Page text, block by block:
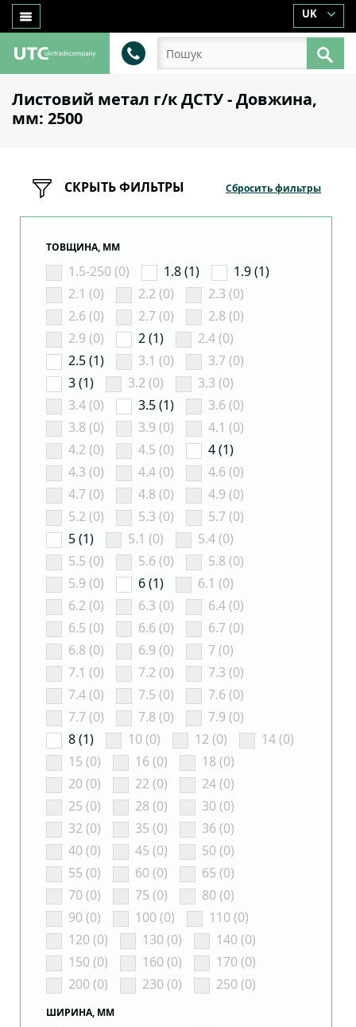
UK
Листовий метал г/к ДСТУ - Довжина,
мм: 2500
СКРЫТЬ ФИЛЬТРЫ Сбросить фильтры
ТОВЩИНА, ММ
1.5-250 (0) 1.8 (1)
1.9 (1)
2.1 (0)
2.2 (0)
2.3 (0)
2.6 (0)
2.7 (0)
2.8 (0)
2.9 (0)
2 (1)
2.4 (0)
2.5 (1)
3.1 (0)
3.7 (0)
3 (1)
3.2 (0)
3.3 (0)
3.4 (0)
3.5 (1)
3.6 (0)
3.8 (0)
3.9 (0)
4.1 (0)
4.2 (0)
4.5 (0)
4 (1)
4.3 (0)
4.4 (0)
4.6 (0)
4.7 (0)
4.8 (0)
4.9 (0)
5.2 (0)
5.3 (0)
5.7 (0)
5 (1)
5.1 (0)
5.4 (0)
5.5 (0)
5.6 (0)
5.8 (0)
5.9 (0)
6 (1)
6.1 (0)
6.2 (0)
6.3 (0)
6.4 (0)
6.5 (0)
6.6 (0)
6.7 (0)
6.8 (0)
6.9 (0)
7 (0)
7.1 (0)
7.2 (0)
7.3 (0)
7.4 (0)
7.5 (0)
7.6 (0)
7.7 (0)
7.8 (0)
7.9 (0)
8 (1)
10 (0) 12 (0)
14 (0)
15 (0)
16 (0)
18 (0)
20 (0)
22 (0)
24 (0)
25 (0)
28 (0)
30 (0)
32 (0)
35 (0)
36 (0)
40 (0)
45 (0)
50 (0)
55 (0)
60 (0)
65 (0)
70 (0)
75 (0)
80 (0)
90 (0)
100 (0)
110 (0)
120 (0)
130 (0)
140 (0)
150 (0)
160 (0)
170 (0)
200 (0)
230 (0) 250 (0)
ШИРИНА, ММ